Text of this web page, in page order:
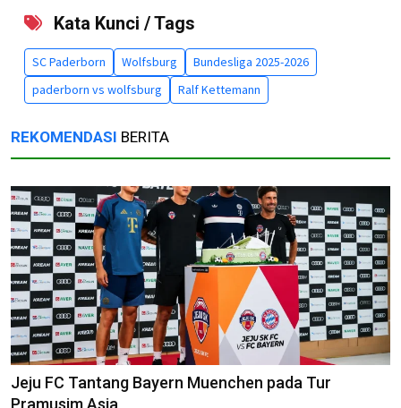
Kata Kunci / Tags
SC Paderborn Wolfsburg
Bundesliga 2025-2026
paderborn vs wolfsburg
Ralf Kettemann
REKOMENDASI BERITA
Jeju FC Tantang Bayern Muenchen pada Tur
Pramusim Asia